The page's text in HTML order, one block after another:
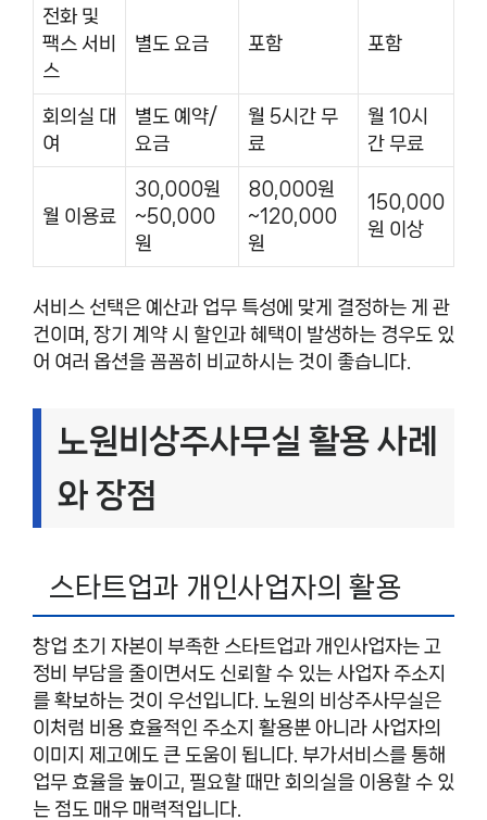
전화 및
팩스 서비
스
별도 요금 포함 포함
회의실 대
여
별도 예약/
요금
월 5시간 무
료
월 10시
간 무료
월 이용료
30,000원
~50,000
원
80,000원
~120,000
원
150,000
원 이상
서비스 선택은 예산과 업무 특성에 맞게 결정하는 게 관
건이며, 장기 계약 시 할인과 혜택이 발생하는 경우도 있
어 여러 옵션을 꼼꼼히 비교하시는 것이 좋습니다.
노원비상주사무실 활용 사례
와 장점
스타트업과 개인사업자의 활용
창업 초기 자본이 부족한 스타트업과 개인사업자는 고
정비 부담을 줄이면서도 신뢰할 수 있는 사업자 주소지
를 확보하는 것이 우선입니다. 노원의 비상주사무실은
이처럼 비용 효율적인 주소지 활용뿐 아니라 사업자의
이미지 제고에도 큰 도움이 됩니다. 부가서비스를 통해
업무 효율을 높이고, 필요할 때만 회의실을 이용할 수 있
는 점도 매우 매력적입니다.